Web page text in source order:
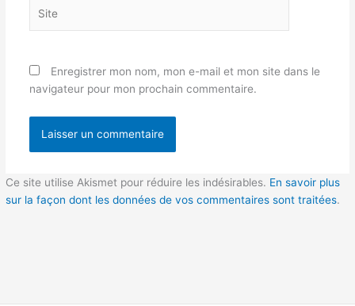
Enregistrer mon nom, mon e-mail et mon site dans le
navigateur pour mon prochain commentaire.
Ce site utilise Akismet pour réduire les indésirables. En savoir plus
sur la façon dont les données de vos commentaires sont traitées.